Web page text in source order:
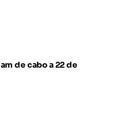
de cabo a 22 de